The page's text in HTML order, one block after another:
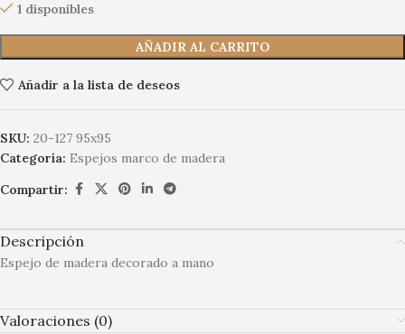
1 disponibles
AÑADIR AL CARRITO
Añadir a la lista de deseos
SKU: 20-127 95x95
Categoría: Espejos marco de madera
Compartir:
Descripción
Espejo de madera decorado a mano
Valoraciones (0)